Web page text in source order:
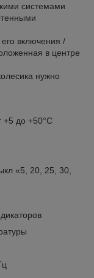
системами
включения /
в центре
нужно
+5 до +50°С
«5, 20, 25, 30,